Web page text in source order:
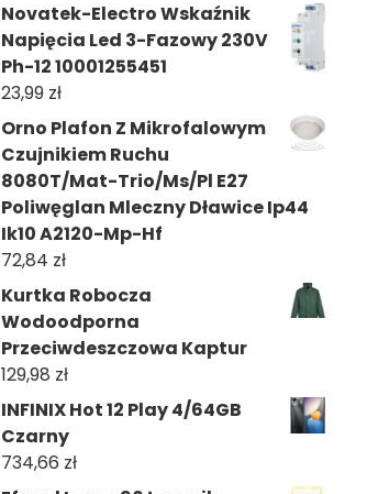
Novatek-Electro Wskaźnik
Napięcia Led 3-Fazowy 230V
Ph-12 10001255451
23,99 zł
Orno Plafon Z Mikrofalowym
Czujnikiem Ruchu
8080T/Mat-Trio/Ms/Pl E27
Poliwęglan Mleczny Dławice Ip44
Ik10 A2120-Mp-Hf
72,84 zł
Kurtka Robocza
Wodoodporna
Przeciwdeszczowa Kaptur
129,98 zł
INFINIX Hot 12 Play 4/64GB
Czarny
734,66 zł